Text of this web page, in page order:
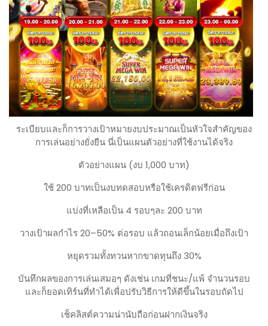
ระเบียบและก็การวางเป้าหมายงบประมาณเป็นหัวใจสำคัญของ
การเล่นอย่างยั่งยืน นี่เป็นแผนตัวอย่างที่ใช้งานได้จริง
ตัวอย่างแผน (งบ 1,000 บาท)
ใช้ 200 บาทเป็นงบทดสอบหรือใช้เครดิตฟรีก่อน
แบ่งที่เหลือเป็น 4 รอบๆละ 200 บาท
วางเป้าผลกำไร 20–50% ต่อรอบ แล้วถอนเล็กน้อยเมื่อถึงเป้า
หยุดรวมทั้งทวนหากขาดทุนถึง 30%
บันทึกผลของการเล่นเสมอๆ ดังเช่น เกมที่ชนะ/แพ้ จำนวนรอบ
และก็ยอดเทิร์นที่ทำได้เพื่อปรับวิธีการให้ดีขึ้นในรอบถัดไป
เช็คลิสต์ความน่านับถือก่อนฝากเงินจริง